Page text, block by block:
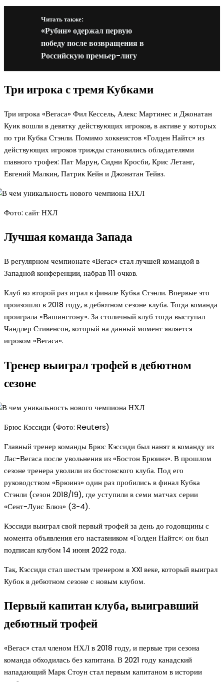
Читать также:
«Рубин» одержал первую
победу после возвращения в
Российскую премьер-лигу
Три игрока с тремя Кубками
Три игрока «Вегаса» Фил Кессель, Алекс Мартинес и Джонатан
Куик вошли в девятку действующих игроков, в активе у которых
по три Кубка Стэнли. Помимо хоккеистов «Голден Найтс» из
действующих игроков трижды становились обладателями
главного трофея: Пат Марун, Сидни Кросби, Крис Летанг,
Евгений Малкин, Патрик Кейн и Джонатан Тейвз.
Фото: сайт НХЛ
Лучшая команда Запада
В регулярном чемпионате «Вегас» стал лучшей командой в
Западной конференции, набрав 111 очков.
Клуб во второй раз играл в финале Кубка Стэнли. Впервые это
произошло в 2018 году, в дебютном сезоне клуба. Тогда команда
проиграла «Вашингтону». За столичный клуб тогда выступал
Чандлер Стивенсон, который на данный момент является
игроком «Вегаса».
Тренер выиграл трофей в дебютном
сезоне
Брюс Кэссиди (Фото: Reuters)
Главный тренер команды Брюс Кэссиди был нанят в команду из
Лас-Вегаса после увольнения из «Бостон Брюинз». В прошлом
сезоне тренера уволили из бостонского клуба. Под его
руководством «Брюинз» один раз пробились в финал Кубка
Стэнли (сезон 2018/19), где уступили в семи матчах серии
«Сент-Луис Блюз» (3-4).
Кэссиди выиграл свой первый трофей за день до годовщины с
момента объявления его наставником «Голден Найтс»: он был
подписан клубом 14 июня 2022 года.
Так, Кэссиди стал шестым тренером в XXI веке, который выиграл
Кубок в дебютном сезоне с новым клубом.
Первый капитан клуба, выигравший
дебютный трофей
«Вегас» стал членом НХЛ в 2018 году, и первые три сезона
команда обходилась без капитана. В 2021 году канадский
нападающий Марк Стоун стал первым капитаном в истории